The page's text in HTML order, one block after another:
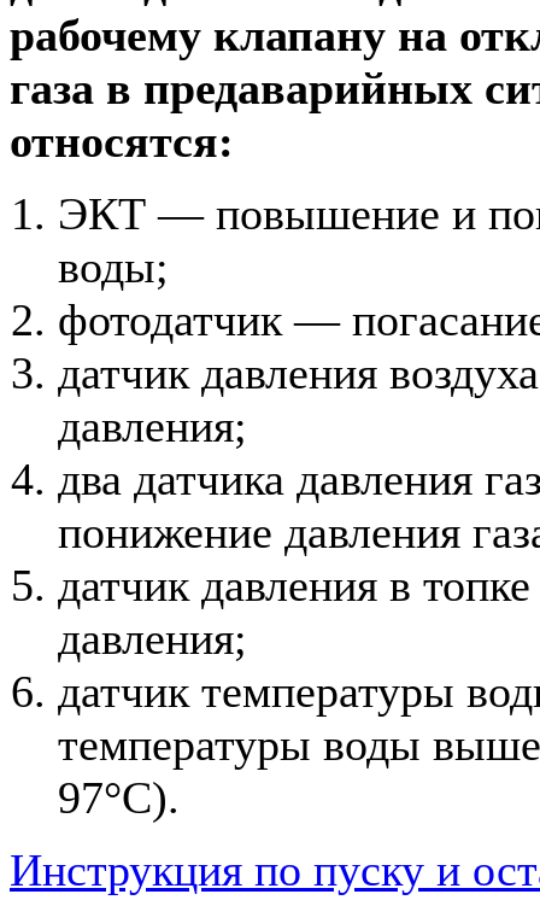
рабочему клапану на
газа в предаварийных
относятся:
ЭКТ — повышение и
воды;
фотодатчик —
датчик давления
давления;
два датчика давления
понижение давления
датчик давления в
давления;
датчик температуры
температуры воды
97°С).
Инструкция по пуску и